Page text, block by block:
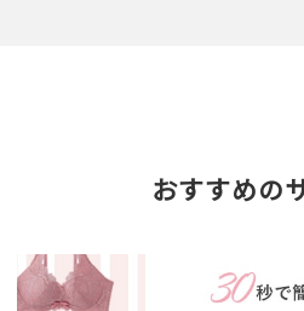
おすすめの